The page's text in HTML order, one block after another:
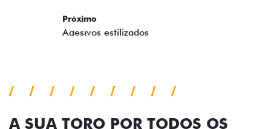
A SUA TORO POR TODOS OS